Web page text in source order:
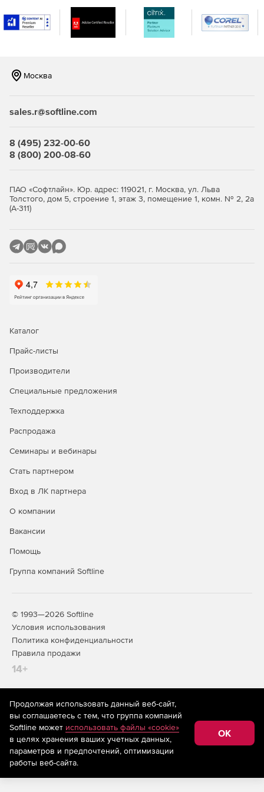
Редактор аннотаций изображений для быстрого
создания пояснительных выносок на технических
иллюстрациях и скриншотах.
программного продукта. Dr.Explain позволяет легко
Специализированный текстовый редактор с богатым
обеспечения.
программирования (PHP, ASP, и т.д.) или баз данных на
стороне сервера.
обратным написанием (RTL).
гибкие алгоритмы автоматического аннотирования
стилей оформления документов, автоматизация
в легкий продуманный пользовательский интерфейс.
проекта в наиболее востребованные форматы
компаний, которые сотрудничают с государственными
организациями и крупными предприятиями,
ГОСТ 19 и ГОСТ 34.
Москва
sales.r@softline.com
8 (495) 232-00-60
8 (800) 200-08-60
ПАО «Софтлайн». Юр. адрес: 119021, г. Москва, ул. Льва
Толстого, дом 5, строение 1, этаж 3, помещение 1, комн. № 2, 2а
(А-311)
Каталог
Прайс-листы
Производители
Специальные предложения
Техподдержка
Распродажа
Семинары и вебинары
Стать партнером
Вход в ЛК партнера
О компании
Вакансии
Помощь
Группа компаний Softline
© 1993—2026 Softline
Условия использования
Политика конфиденциальности
Правила продажи
14+
На информационном ресурсе store.softline.ru применяются
рекомендательные технологии(информационные технологии
предоставления информации на основе сбора,
систематизации и анализа сведений, относящихся к
предпочтениям пользователей сети «Интернет»,
находящихся на территории Российской Федерации)
Продолжая использовать данный веб-сайт,
вы соглашаетесь с тем, что группа компаний
Softline может использовать файлы «cookie»
в целях хранения ваших учетных данных,
параметров и предпочтений, оптимизации
работы веб-сайта.
OK